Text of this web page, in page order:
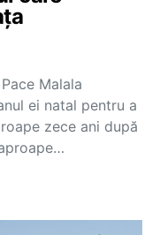
Malala
ei natal pentru a
zece ani după